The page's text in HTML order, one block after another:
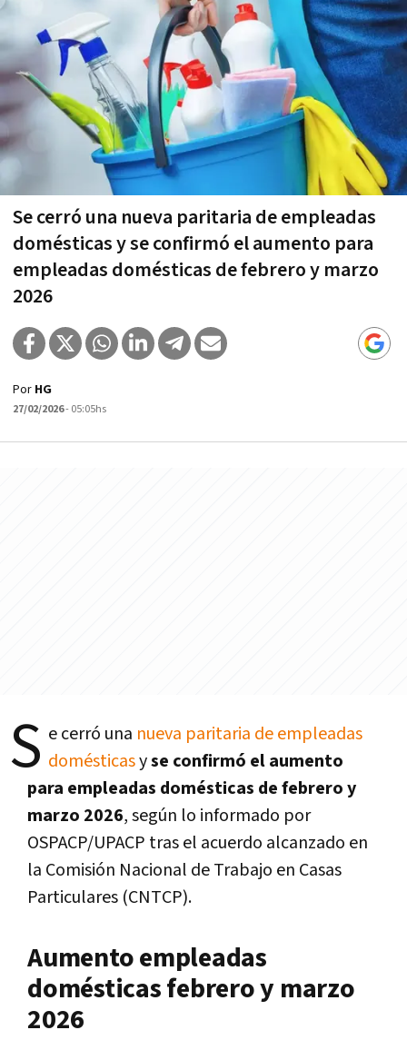
Se cerró una nueva paritaria de empleadas
domésticas y se confirmó el aumento para
empleadas domésticas de febrero y marzo
2026
Por HG
27/02/2026- 05:05hs
S e cerró una nueva paritaria de empleadas
domésticasyse confirmó el aumento
para empleadas domésticas de febrero y
marzo 2026, según lo informado por
OSPACP/UPACP tras el acuerdo alcanzado en
la Comisión Nacional de Trabajo en Casas
Particulares (CNTCP).
Aumento empleadas
domésticas febrero y marzo
2026